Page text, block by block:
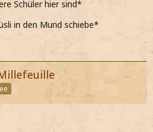
Schüler hier sind*
in den Mund schiebe*